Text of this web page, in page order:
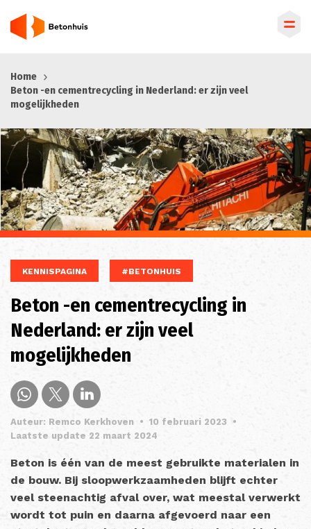
en
naar
inhoud
gaan
Home
Beton -en cementrecycling in Nederland: er zijn veel
mogelijkheden
KENNISPAGINA #BETONHUIS
Beton -en cementrecycling in
Nederland: er zijn veel
mogelijkheden
Auteur: Remco Kerkhoven • 10 februari 2023
•
Laatste update 22 maart 2024
Beton is één van de meest gebruikte materialen in
de bouw. Bij sloopwerkzaamheden blijft echter
veel steenachtig afval over, wat meestal verwerkt
wordt tot puin en daarna afgevoerd naar een